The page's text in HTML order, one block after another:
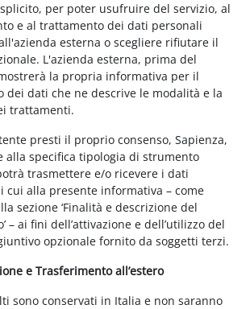
per poter usufruire del servizio, al
e al trattamento dei dati personali
esterna o scegliere rifiutare il
L'azienda esterna, prima del
la propria informativa per il
dei dati che ne descrive le modalità e la
trattamenti.
presti il proprio consenso, Sapienza,
alla specifica tipologia di strumento
trasmettere e/o ricevere i dati
cui alla presente informativa – come
sezione ‘Finalità e descrizione del
– ai fini dell’attivazione e dell’utilizzo del
opzionale fornito da soggetti terzi.
e Trasferimento all’estero
sono conservati in Italia e non saranno